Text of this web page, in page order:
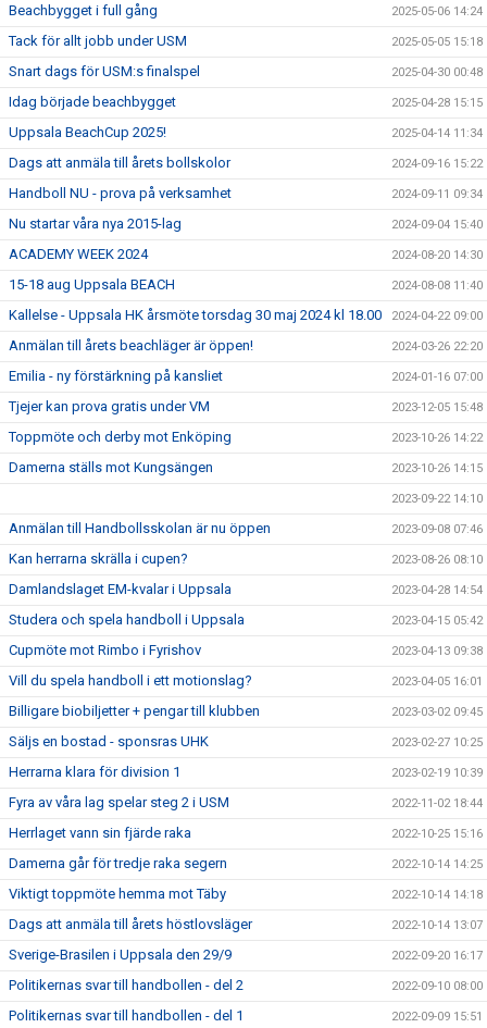
Beachbygget i full gång 2025-05-06 14:24
Tack för allt jobb under USM 2025-05-05 15:18
Snart dags för USM:s finalspel 2025-04-30 00:48
Idag började beachbygget 2025-04-28 15:15
Uppsala BeachCup 2025! 2025-04-14 11:34
Dags att anmäla till årets bollskolor 2024-09-16 15:22
Handboll NU - prova på verksamhet 2024-09-11 09:34
Nu startar våra nya 2015-lag 2024-09-04 15:40
ACADEMY WEEK 2024 2024-08-20 14:30
15-18 aug Uppsala BEACH 2024-08-08 11:40
Kallelse - Uppsala HK årsmöte torsdag 30 maj 2024 kl 18.00 2024-04-22 09:00
Anmälan till årets beachläger är öppen! 2024-03-26 22:20
Emilia - ny förstärkning på kansliet 2024-01-16 07:00
Tjejer kan prova gratis under VM 2023-12-05 15:48
Toppmöte och derby mot Enköping 2023-10-26 14:22
Damerna ställs mot Kungsängen 2023-10-26 14:15
2023-09-22 14:10
Anmälan till Handbollsskolan är nu öppen 2023-09-08 07:46
Kan herrarna skrälla i cupen? 2023-08-26 08:10
Damlandslaget EM-kvalar i Uppsala 2023-04-28 14:54
Studera och spela handboll i Uppsala 2023-04-15 05:42
Cupmöte mot Rimbo i Fyrishov 2023-04-13 09:38
Vill du spela handboll i ett motionslag? 2023-04-05 16:01
Billigare biobiljetter + pengar till klubben 2023-03-02 09:45
Säljs en bostad - sponsras UHK 2023-02-27 10:25
Herrarna klara för division 1 2023-02-19 10:39
Fyra av våra lag spelar steg 2 i USM 2022-11-02 18:44
Herrlaget vann sin fjärde raka 2022-10-25 15:16
Damerna går för tredje raka segern 2022-10-14 14:25
Viktigt toppmöte hemma mot Täby 2022-10-14 14:18
Dags att anmäla till årets höstlovsläger 2022-10-14 13:07
Sverige-Brasilen i Uppsala den 29/9 2022-09-20 16:17
Politikernas svar till handbollen - del 2 2022-09-10 08:00
Politikernas svar till handbollen - del 1 2022-09-09 15:51